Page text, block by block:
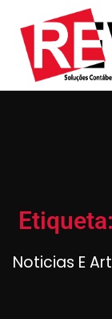
Noticias E